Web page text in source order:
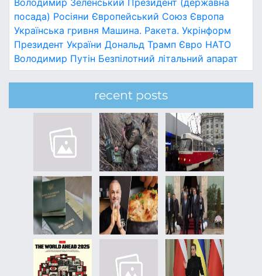
Володимир Зеленський Президент (державна
посада) Росіяни Європейський Союз Європа
Українська гривня Машина. Ракета. Укрінформ
Президент України Дональд Трамп Євро НАТО
Володимир Путін Безпілотний літальний апарат
recent posts